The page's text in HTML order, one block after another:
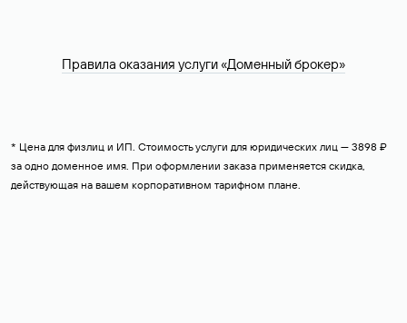
Правила оказания услуги «Доменный брокер»
* Цена для физлиц и ИП. Стоимость услуги для юридических лиц — 3898 ₽
за одно доменное имя. При оформлении заказа применяется скидка,
действующая на вашем корпоративном тарифном плане.